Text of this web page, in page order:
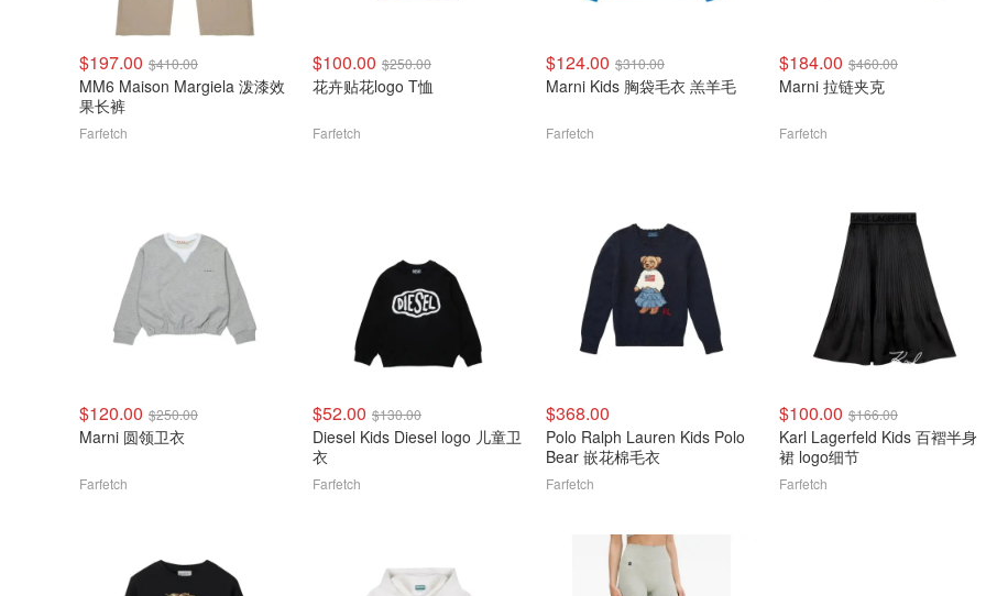
$197.00 $410.00
MM6 Maison Margiela 泼漆效
果长裤
Farfetch
$100.00 $250.00
花卉贴花logo T恤
Farfetch
$124.00 $310.00
Marni Kids 胸袋毛衣 羔羊毛
Farfetch
$184.00 $460.00
Marni 拉链夹克
Farfetch
$120.00 $250.00
Marni 圆领卫衣
Farfetch
$52.00 $130.00
Diesel Kids Diesel logo 儿童卫
衣
Farfetch
$368.00
Polo Ralph Lauren Kids Polo
Bear 嵌花棉毛衣
Farfetch
$100.00 $166.00
Karl Lagerfeld Kids 百褶半身
裙 logo细节
Farfetch